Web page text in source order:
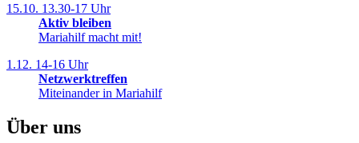
15.10. 13.30-17 Uhr
Aktiv bleiben
Mariahilf macht mit!
1.12. 14-16 Uhr
Netzwerk­treffen
Miteinander in Mariahilf
Über uns